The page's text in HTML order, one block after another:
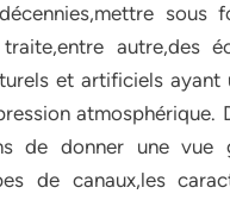
sous
traite,entre autre,des
et artificiels ayant
atmosphérique.
de donner une vue
de canaux,les